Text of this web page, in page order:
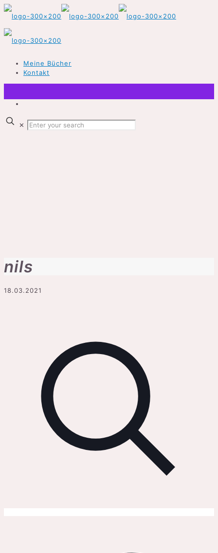
Meine Bücher
Kontakt
✕
nils
18.03.2021